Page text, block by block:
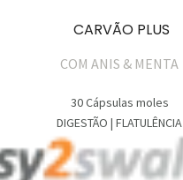
CARVÃO PLUS
COM ANIS & MENTA
30 Cápsulas moles
DIGESTÃO | FLATULÊNCIA